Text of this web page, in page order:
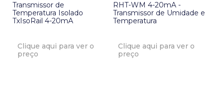
Transmissor de
Temperatura Isolado
TxIsoRail 4-20mA
Clique aqui para ver o
preço
RHT-WM 4-20mA -
Transmissor de Umidade e
Temperatura
Clique aqui para ver o
preço